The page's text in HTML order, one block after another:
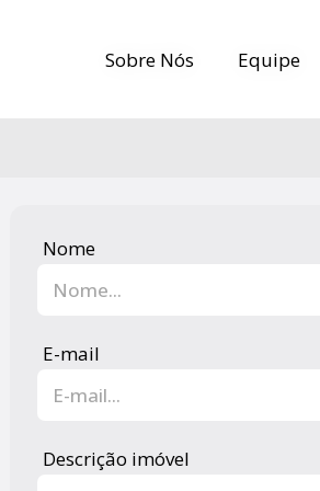
Sobre Nós Equipe
Sobre Nós Equipe
Nome
E-mail
Descrição imóvel